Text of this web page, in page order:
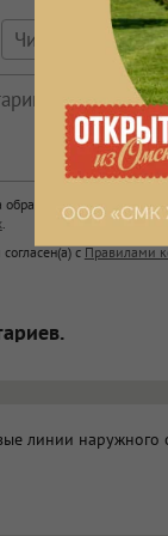
<u>, <i>, <em>,
обработку моих
.
сПравилами
линии наружного